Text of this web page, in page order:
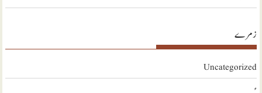
زمرے
Uncategorized
ء